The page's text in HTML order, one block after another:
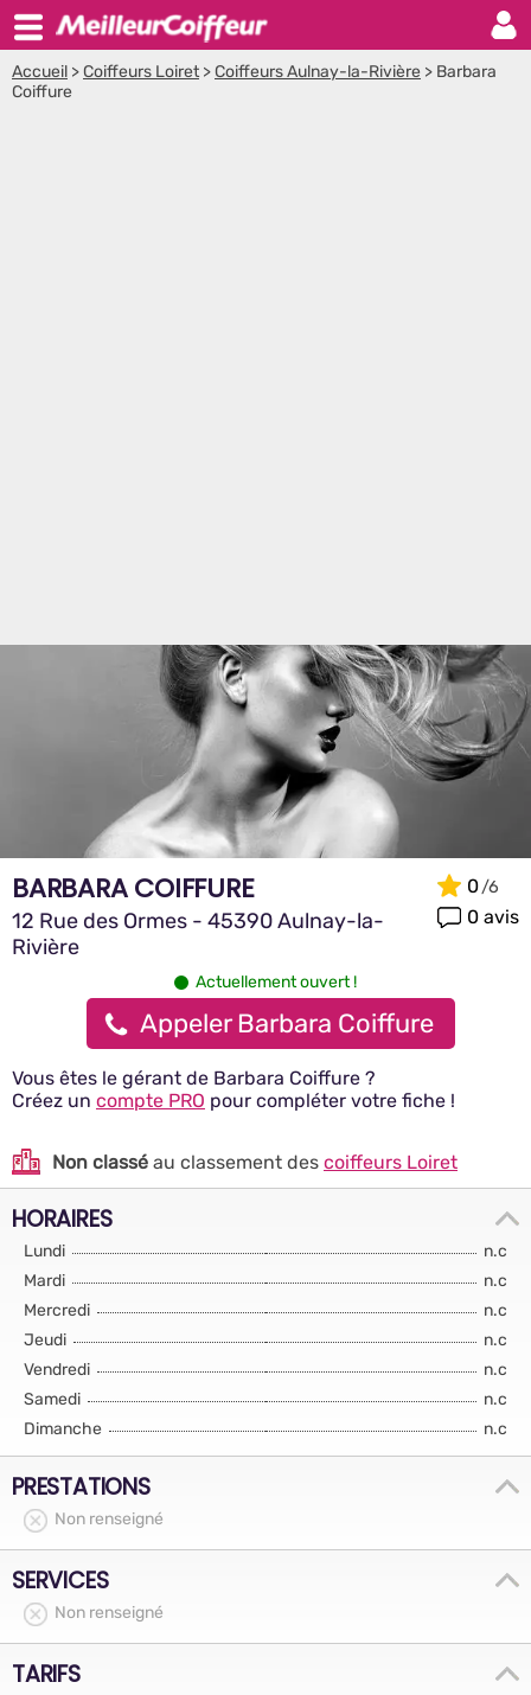
Accueil >Coiffeurs Loiret>Coiffeurs Aulnay-la-Rivière > Barbara
Coiffure
BARBARA COIFFURE
12 Rue des Ormes - 45390 Aulnay-la-
Rivière
0
0 avis
Actuellement ouvert !
Appeler Barbara Coiffure
Vous êtes le gérant de Barbara Coiffure ?
Créez un compte PRO pour compléter votre fiche !
Non classé au classement des coiffeurs Loiret
HORAIRES
Lundi
n.c
Mardi
n.c
Mercredi
n.c
Jeudi
n.c
Vendredi
n.c
Samedi
n.c
Dimanche
n.c
PRESTATIONS
Non renseigné
SERVICES
Non renseigné
TARIFS